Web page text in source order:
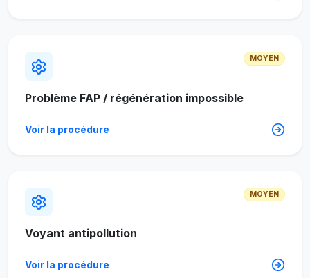
MOYEN
Problème FAP / régénération impossible
Voir la procédure
MOYEN
Voyant antipollution
Voir la procédure